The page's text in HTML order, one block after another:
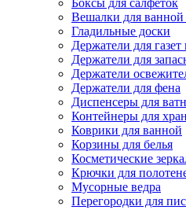
Боксы для салфеток
Вешалки для
Гладильные доски
Держатели для
Держатели для
Держатели
Держатели для фена
Диспенсеры для
Контейнеры для
Коврики для ванной
Корзины для белья
Косметические
Крючки для
Мусорные ведра
Перегородки для